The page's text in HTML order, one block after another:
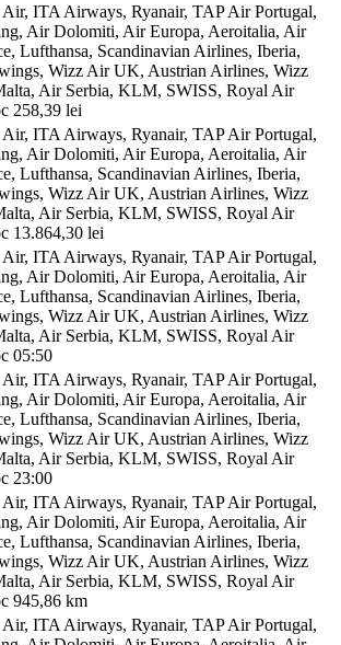
ITA Airways, Ryanair, TAP Air Portugal,
Air Dolomiti, Air Europa, Aeroitalia, Air
Lufthansa, Scandinavian Airlines, Iberia,
Wizz Air UK, Austrian Airlines, Wizz
Air Serbia, KLM, SWISS, Royal Air
258,39 lei
ITA Airways, Ryanair, TAP Air Portugal,
Air Dolomiti, Air Europa, Aeroitalia, Air
Lufthansa, Scandinavian Airlines, Iberia,
Wizz Air UK, Austrian Airlines, Wizz
Air Serbia, KLM, SWISS, Royal Air
13.864,30 lei
ITA Airways, Ryanair, TAP Air Portugal,
Air Dolomiti, Air Europa, Aeroitalia, Air
Lufthansa, Scandinavian Airlines, Iberia,
Wizz Air UK, Austrian Airlines, Wizz
Air Serbia, KLM, SWISS, Royal Air
05:50
ITA Airways, Ryanair, TAP Air Portugal,
Air Dolomiti, Air Europa, Aeroitalia, Air
Lufthansa, Scandinavian Airlines, Iberia,
Wizz Air UK, Austrian Airlines, Wizz
Air Serbia, KLM, SWISS, Royal Air
23:00
ITA Airways, Ryanair, TAP Air Portugal,
Air Dolomiti, Air Europa, Aeroitalia, Air
Lufthansa, Scandinavian Airlines, Iberia,
Wizz Air UK, Austrian Airlines, Wizz
Air Serbia, KLM, SWISS, Royal Air
945,86 km
ITA Airways, Ryanair, TAP Air Portugal,